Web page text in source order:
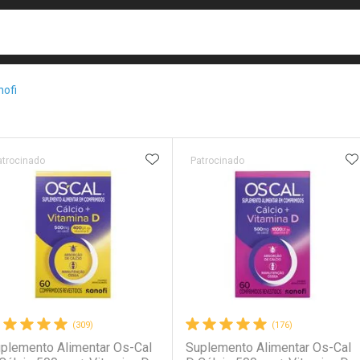
(309)
Alimentar Os-Cal
ADICIONAR AOS FAVORITOS
(176)
Suplemento Alimentar Os-Cal
Patrocinado